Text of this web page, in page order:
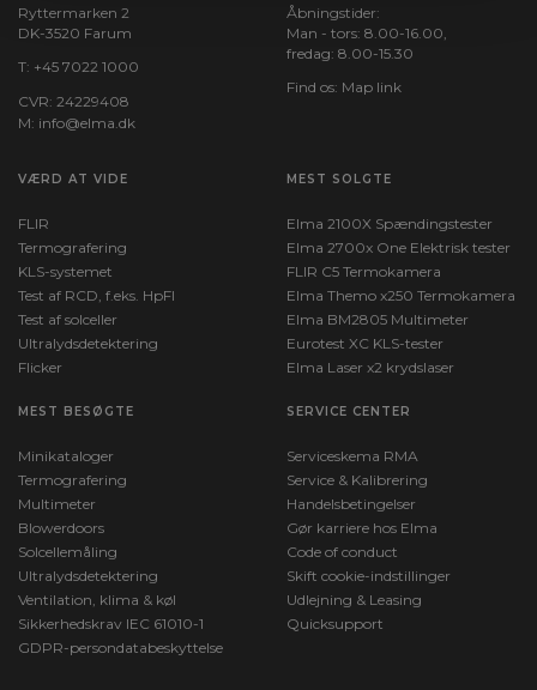
Ryttermarken 2
DK-3520 Farum
T: +45 7022 1000
CVR: 24229408
M: info@elma.dk
Åbningstider:
Man - tors: 8.00-16.00,
fredag: 8.00-15.30
Find os: Map link
VÆRD AT VIDE
FLIR
Termografering
KLS-systemet
Test af RCD, f.eks. HpFI
Test af solceller
Ultralydsdetektering
Flicker
MEST SOLGTE
Elma 2100X Spændingstester
Elma 2700x One Elektrisk tester
FLIR C5 Termokamera
Elma Themo x250 Termokamera
Elma BM2805 Multimeter
Eurotest XC KLS-tester
Elma Laser x2 krydslaser
MEST BESØGTE
Minikataloger
Termografering
Multimeter
Blowerdoors
Solcellemåling
Ultralydsdetektering
Ventilation, klima & køl
Sikkerhedskrav IEC 61010-1
GDPR-persondatabeskyttelse
SERVICE CENTER
Serviceskema RMA
Service & Kalibrering
Handelsbetingelser
Gør karriere hos Elma
Code of conduct
Skift cookie-indstillinger
Udlejning & Leasing
Quicksupport